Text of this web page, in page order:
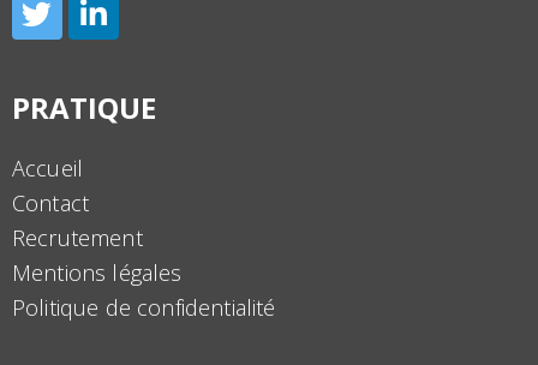
PRATIQUE
Accueil
Contact
Recrutement
Mentions légales
Politique de confidentialité